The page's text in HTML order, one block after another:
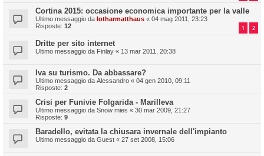
Cortina 2015: occasione economica importante per la valle
Ultimo messaggio da lotharmatthaus « 04 mag 2011, 23:23
Risposte: 12 1 2
Dritte per sito internet
Ultimo messaggio da Finlay « 13 mar 2011, 20:38
Iva su turismo. Da abbassare?
Ultimo messaggio da Alessandro « 04 gen 2010, 09:11
Risposte: 2
Crisi per Funivie Folgarida - Marilleva
Ultimo messaggio da Snow mies « 30 mar 2009, 21:27
Risposte: 9
Baradello, evitata la chiusara invernale dell'impianto
Ultimo messaggio da Guest « 27 set 2008, 15:06